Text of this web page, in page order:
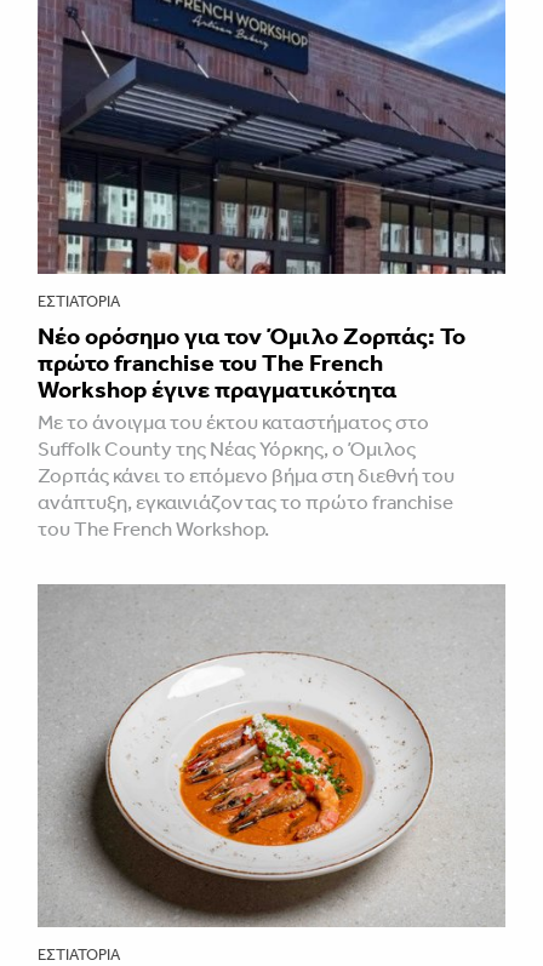
ΕΣΤΙΑΤΌΡΙΑ
Νέο ορόσημο για τον Όμιλο Ζορπάς: Το
πρώτο franchise του The French
Workshop έγινε πραγματικότητα
Με το άνοιγμα του έκτου καταστήματος στο
Suffolk County της Νέας Υόρκης, ο Όμιλος
Ζορπάς κάνει το επόμενο βήμα στη διεθνή του
ανάπτυξη, εγκαινιάζοντας το πρώτο franchise
του The French Workshop.
ΕΣΤΙΑΤΌΡΙΑ